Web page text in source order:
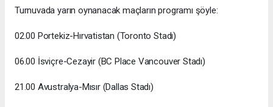
Turnuvada yarın oynanacak maçların programı şöyle:
02.00 Portekiz-Hırvatistan (Toronto Stadı)
06.00 İsviçre-Cezayir (BC Place Vancouver Stadı)
21.00 Avustralya-Mısır (Dallas Stadı)